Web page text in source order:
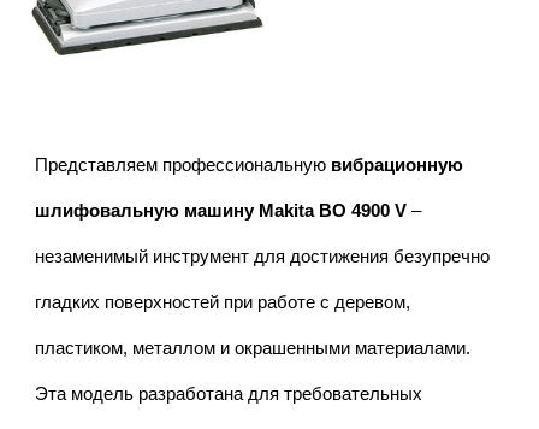
Представляем профессиональную вибрационную
шлифовальную машину Makita BO 4900 V –
незаменимый инструмент для достижения безупречно
гладких поверхностей при работе с деревом,
пластиком, металлом и окрашенными материалами.
Эта модель разработана для требовательных